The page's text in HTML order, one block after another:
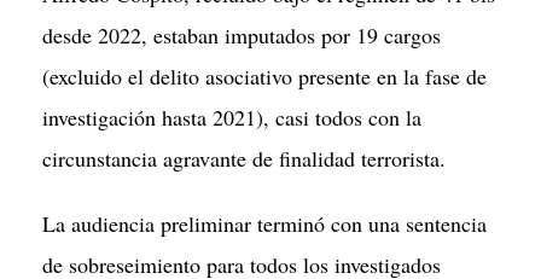
desde 2022, estaban imputados por 19 cargos
(excluido el delito asociativo presente en la fase de
investigación hasta 2021), casi todos con la
circunstancia agravante de finalidad terrorista.
La audiencia preliminar terminó con una sentencia
de sobreseimiento para todos los investigados